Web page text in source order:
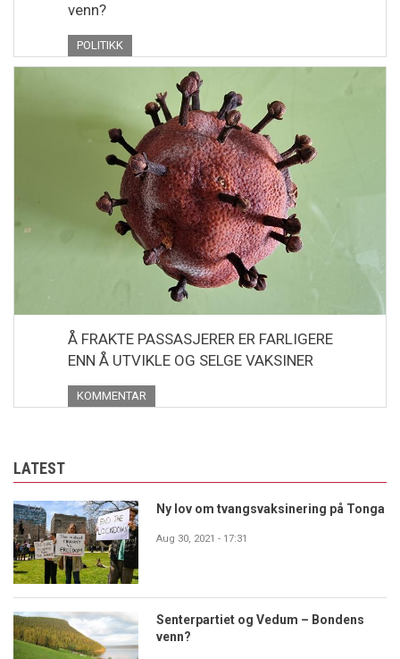
venn?
POLITIKK
Å FRAKTE PASSASJERER ER FARLIGERE
ENN Å UTVIKLE OG SELGE VAKSINER
KOMMENTAR
LATEST
Ny lov om tvangsvaksinering på Tonga
Aug 30, 2021 - 17:31
Senterpartiet og Vedum – Bondens
venn?